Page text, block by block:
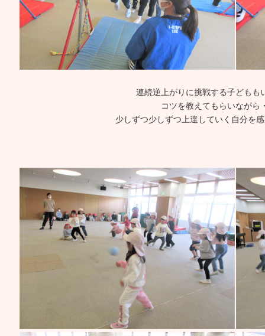
連続逆上がりに挑戦する子どもも
コツを教えてもらいながら
少しずつ少しずつ上達していく自分を